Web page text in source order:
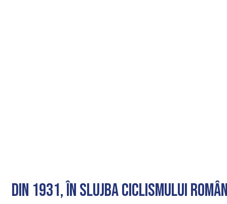
Din 1931, în slujba ciclismului